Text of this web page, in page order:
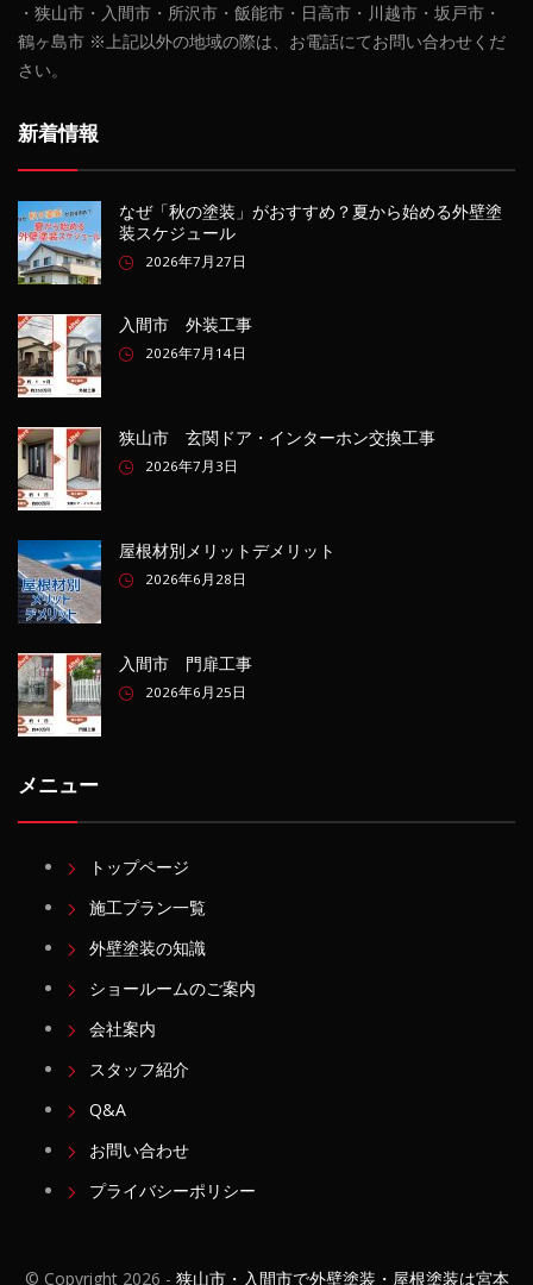
・狭山市・入間市・所沢市・飯能市・日高市・川越市・坂戸市・
鶴ヶ島市 ※上記以外の地域の際は、お電話にてお問い合わせくだ
さい。
新着情報
なぜ「秋の塗装」がおすすめ？夏から始める外壁塗
装スケジュール
2026年7月27日
入間市 外装工事
2026年7月14日
狭山市 玄関ドア・インターホン交換工事
2026年7月3日
屋根材別メリットデメリット
2026年6月28日
入間市 門扉工事
2026年6月25日
メニュー
トップページ
施工プラン一覧
外壁塗装の知識
ショールームのご案内
会社案内
スタッフ紹介
Q&A
お問い合わせ
プライバシーポリシー
© Copyright2026 - 狭山市・入間市で外壁塗装・屋根塗装は宮本